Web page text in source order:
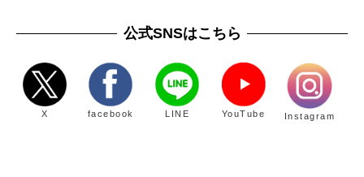
公式SNSはこちら
X facebook LINE YouTube Instagram